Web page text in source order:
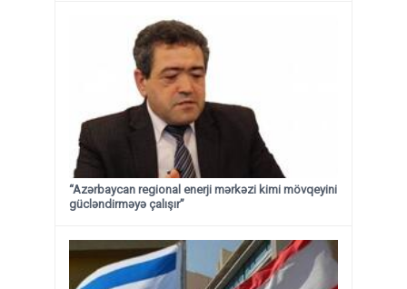
“Azərbaycan regional enerji mərkəzi kimi mövqeyini
gücləndirməyə çalışır”